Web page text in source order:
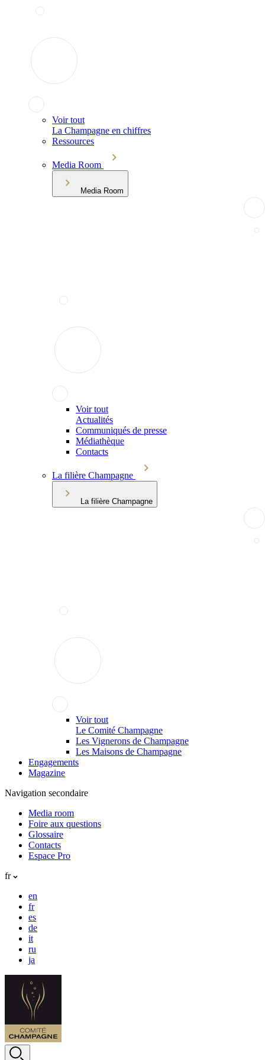
Voir tout
La Champagne en chiffres
Ressources
Media Room
Media Room
Voir tout
Actualités
Communiqués de presse
Médiathèque
Contacts
La filière Champagne
La filière Champagne
Voir tout
Le Comité Champagne
Les Vignerons de Champagne
Les Maisons de Champagne
Engagements
Magazine
Navigation secondaire
Media room
Foire aux questions
Glossaire
Contacts
Espace Pro
fr
en
fr
es
de
it
ru
ja